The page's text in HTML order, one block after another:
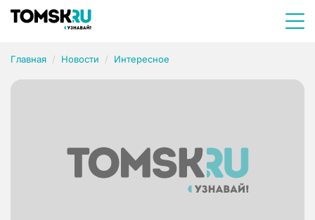
Главная Новости Интересное